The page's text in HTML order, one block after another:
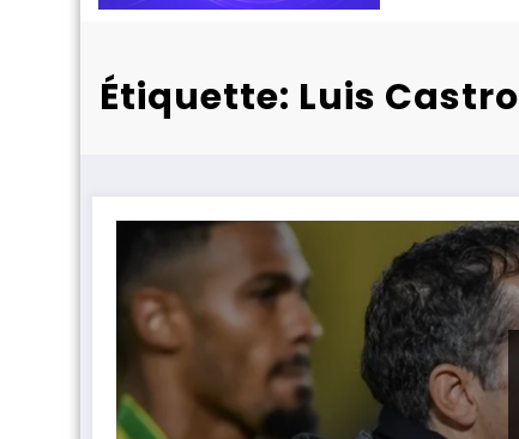
Étiquette: Luis Castro